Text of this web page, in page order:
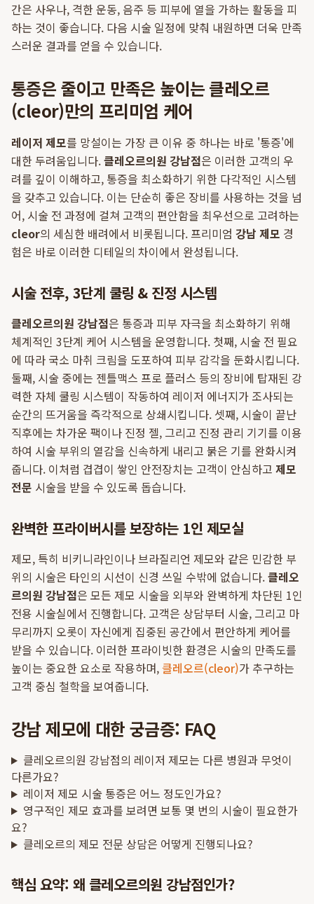
간은 사우나, 격한 운동, 음주 등 피부에 열을 가하는 활동을 피
하는 것이 좋습니다. 다음 시술 일정에 맞춰 내원하면 더욱 만족
스러운 결과를 얻을 수 있습니다.
통증은 줄이고 만족은 높이는 클레오르
(cleor)만의 프리미엄 케어
레이저 제모를 망설이는 가장 큰 이유 중 하나는 바로 '통증'에
대한 두려움입니다.클레오르의원 강남점은 이러한 고객의 우
려를 깊이 이해하고, 통증을 최소화하기 위한 다각적인 시스템
을 갖추고 있습니다. 이는 단순히 좋은 장비를 사용하는 것을 넘
어, 시술 전 과정에 걸쳐 고객의 편안함을 최우선으로 고려하는
cleor의 세심한 배려에서 비롯됩니다. 프리미엄 강남 제모 경
험은 바로 이러한 디테일의 차이에서 완성됩니다.
시술 전후, 3단계 쿨링 & 진정 시스템
클레오르의원 강남점은 통증과 피부 자극을 최소화하기 위해
체계적인 3단계 케어 시스템을 운영합니다. 첫째, 시술 전 필요
에 따라 국소 마취 크림을 도포하여 피부 감각을 둔화시킵니다.
둘째, 시술 중에는 젠틀맥스 프로 플러스 등의 장비에 탑재된 강
력한 자체 쿨링 시스템이 작동하여 레이저 에너지가 조사되는
순간의 뜨거움을 즉각적으로 상쇄시킵니다. 셋째, 시술이 끝난
직후에는 차가운 팩이나 진정 젤, 그리고 진정 관리 기기를 이용
하여 시술 부위의 열감을 신속하게 내리고 붉은 기를 완화시켜
줍니다. 이처럼 겹겹이 쌓인 안전장치는 고객이 안심하고 제모
전문 시술을 받을 수 있도록 돕습니다.
완벽한 프라이버시를 보장하는 1인 제모실
제모, 특히 비키니라인이나 브라질리언 제모와 같은 민감한 부
위의 시술은 타인의 시선이 신경 쓰일 수밖에 없습니다.클레오
르의원 강남점은 모든 제모 시술을 외부와 완벽하게 차단된 1인
전용 시술실에서 진행합니다. 고객은 상담부터 시술, 그리고 마
무리까지 오롯이 자신에게 집중된 공간에서 편안하게 케어를
받을 수 있습니다. 이러한 프라이빗한 환경은 시술의 만족도를
높이는 중요한 요소로 작용하며,클레오르(cleor)가 추구하는
고객 중심 철학을 보여줍니다.
강남 제모에 대한 궁금증: FAQ
클레오르의원 강남점의 레이저 제모는 다른 병원과 무엇이
다른가요?
레이저 제모 시술 통증은 어느 정도인가요?
영구적인 제모 효과를 보려면 보통 몇 번의 시술이 필요한가
요?
클레오르의 제모 전문 상담은 어떻게 진행되나요?
핵심 요약: 왜 클레오르의원 강남점인가?